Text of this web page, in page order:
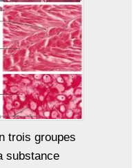
trois groupes
substance